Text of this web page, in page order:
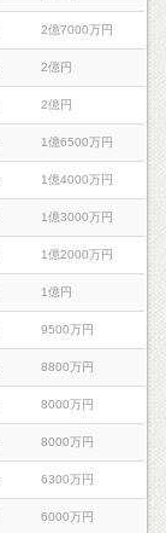
2億7000万円
2億円
2億円
1億6500万円
1億4000万円
1億3000万円
1億2000万円
1億円
9500万円
8800万円
8000万円
8000万円
6300万円
6000万円